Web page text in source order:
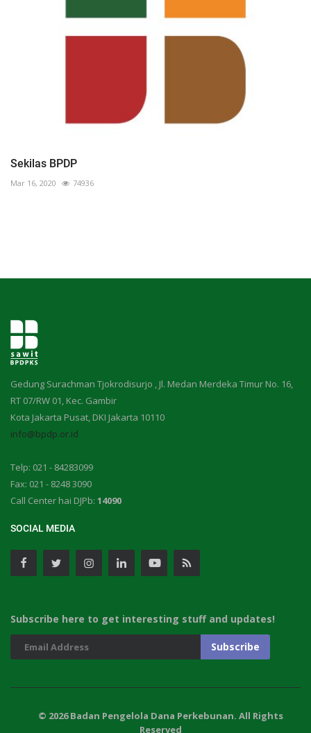
Sekilas BPDP
Mar 16, 2020 74936
Gedung Surachman Tjokrodisurjo , Jl. Medan Merdeka Timur No. 16,
RT 07/RW 01, Kec. Gambir
Kota Jakarta Pusat, DKI Jakarta 10110
info@bpdp.or.id
Telp: 021 - 84283099
Fax: 021 - 8248 3090
Call Center hai DJPb: 14090
SOCIAL MEDIA
Subscribe here to get interesting stuff and updates!
© 2026 Badan Pengelola Dana Perkebunan. All Rights
Reserved